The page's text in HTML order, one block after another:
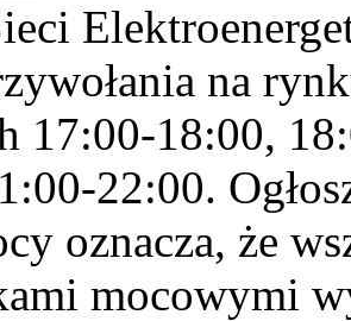
na
17:00-18:00,
22:00.
oznacza, że
mocowymi